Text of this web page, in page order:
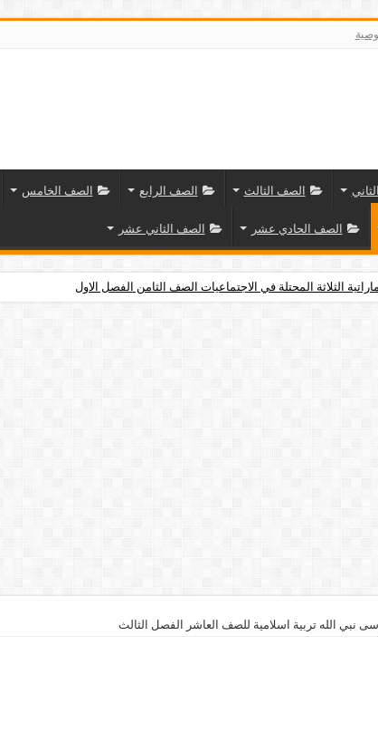
الصف الثالث الصف الرابع الصف الخامس
الصف الحادي عشر الصف الثاني عشر
الثلاثة المحتلة في الاجتماعيات الصف الثامن الفصل الاول
الله تربية اسلامية للصف العاشر الفصل الثالث